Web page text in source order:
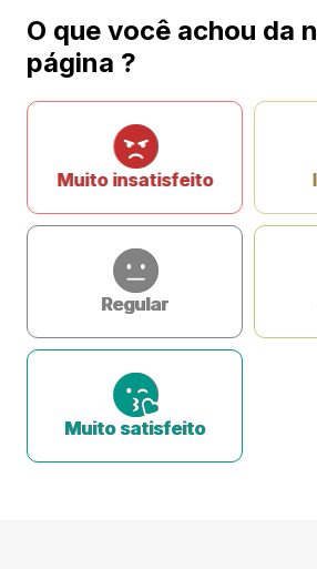
O que você achou da
página ?
Muito insatisfeito
Regular
Muito satisfeito